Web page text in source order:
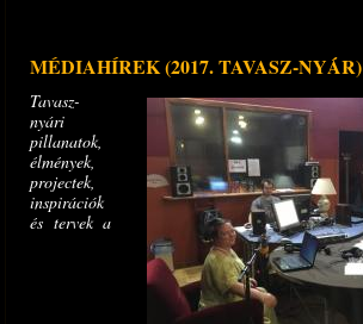
MÉDIAHÍREK (2017. TAVASZ-NYÁR)
Tavasz-
nyári
pillanatok,
élmények,
projectek,
inspirációk
és tervek a